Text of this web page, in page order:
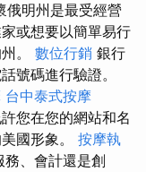
俄明州是最受經營
或想要以簡單易行
。 數位行銷 銀行
號碼進行驗證。
台中泰式按摩
您在您的網站和名
國形象。 按摩執
務、會計還是創